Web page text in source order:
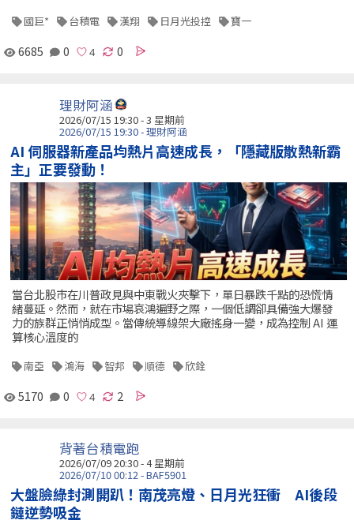
國巨* 台積電 漢翔 日月光投控 寶一
6685 0 0
理財阿涵
2026/07/15 19:30 - 3 星期前
2026/07/15 19:30 - 理財阿涵
AI 伺服器新產品均熱片高速成長，「隱藏版散熱新霸
主」正要發動！
當台北股市在川普政見與中東戰火夾擊下，單日暴跌千點的恐慌情
緒蔓延。然而，就在市場哀鴻遍野之際，一個低調卻具備強大爆發
力的族群正悄悄成型。當傳統導線架大廠搖身一變，成為控制 AI 運
算核心溫度的
南亞 鴻海 智邦 順德 欣銓
5170 0 2
背著台積電跑
2026/07/09 20:30 - 4 星期前
2026/07/10 00:12 - BAF5901
大盤臉綠封測開趴！南茂亮燈、日月光狂衝 AI後段
鏈逆勢吸金